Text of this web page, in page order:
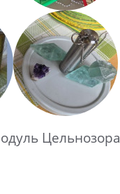
Цельнозора